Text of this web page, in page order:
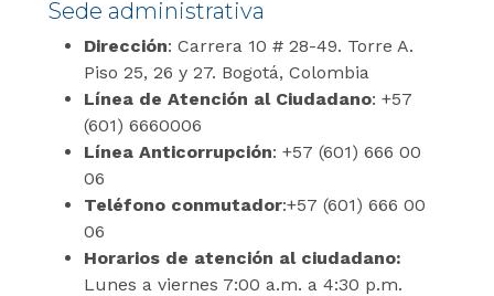
Sede administrativa
Dirección: Carrera 10 # 28-49. Torre A.
Piso 25, 26 y 27. Bogotá, Colombia
Línea de Atención al Ciudadano: +57
(601) 6660006
Línea Anticorrupción: +57 (601) 666 00
06
Teléfono conmutador:+57 (601) 666 00
06
Horarios de atención al ciudadano:
Lunes a viernes 7:00 a.m. a 4:30 p.m.